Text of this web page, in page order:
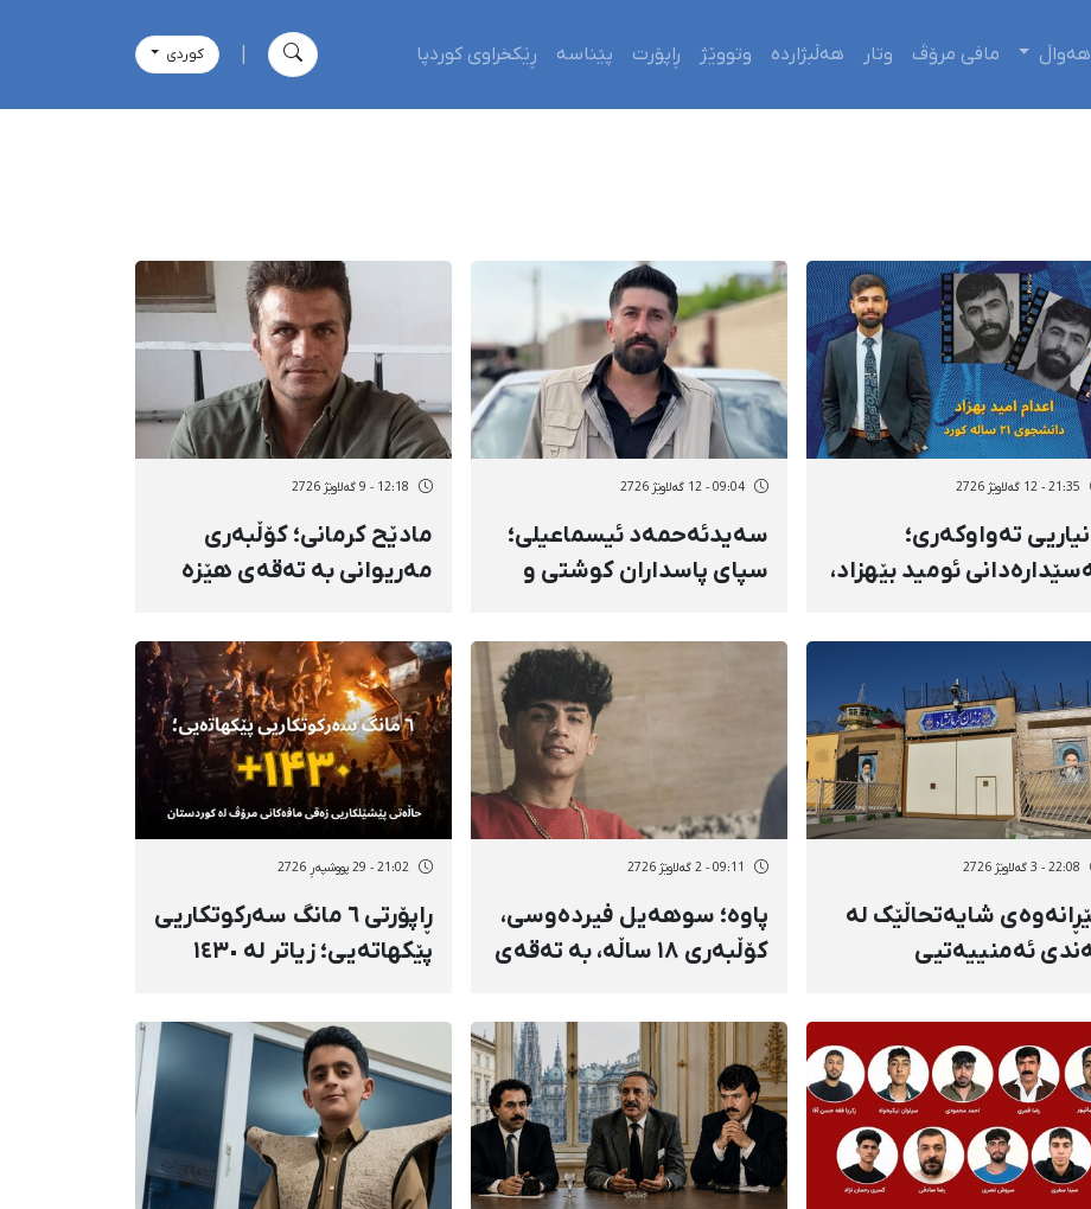
هەواڵ مافی مرۆڤ وتار هەڵبژاردە وتووێژ ڕاپۆرت پێناسە ڕێکخراوی کوردپا كوردی
21:35 - 12 گەلاوێژ 2726
تەواوکەری؛
ئومید بێهزاد،
نادیار و
بێسەروشوێنکردنی
تەرمەکەی
09:04 - 12 گەلاوێژ 2726
سەیدئەحمەد ئیسماعیلی؛
سپای پاسداران کوشتی و
تەرمەکەی ڕادەست
نەکردەوە و بێسەروشوێنی
12:18 - 9 گەلاوێژ 2726
مادێح کرمانی؛ کۆڵبەری
مەریوانی بە تەقەی هێزە
کوژرا و دوای دوو ڕۆژ
ناڕوونیی چارەنووسی
تەرمەکەی ڕادەستی
بنەماڵەکەی کرایەوە
22:08 - 3 گەلاوێژ 2726
شایەتحاڵێک لە
ئەمنییەتیی
سەدان
تا
و قەدەغەکاریی
توند بە شێوەی گرتنگە
09:11 - 2 گەلاوێژ 2726
پاوه؛ سوهەیل فیردەوسی،
کۆڵبەری ۱۸ ساڵە، بە تەقەی
سپای پاسداران کوژرا
21:02 - 29 پووشپەڕ 2726
ڕاپۆرتی ٦ مانگ سەرکوتکاریی
پێکهاتەیی؛ زیاتر لە ١٤٣٠
مافەکانی مرۆڤ لە
کوردستان